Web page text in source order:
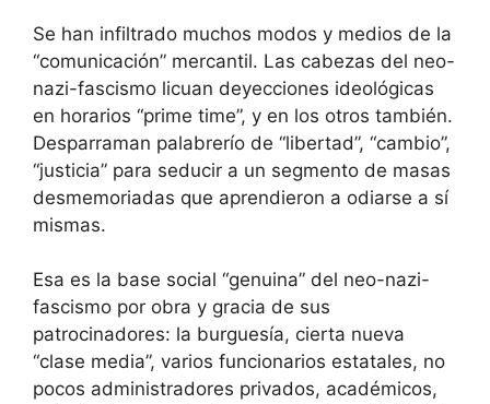
Se han infiltrado muchos modos y medios de la
“comunicación” mercantil. Las cabezas del neo-
nazi-fascismo licuan deyecciones ideológicas
en horarios “prime time”, y en los otros también.
Desparraman palabrerío de “libertad”, “cambio”,
“justicia” para seducir a un segmento de masas
desmemoriadas que aprendieron a odiarse a sí
mismas.
Esa es la base social “genuina” del neo-nazi-
fascismo por obra y gracia de sus
patrocinadores: la burguesía, cierta nueva
“clase media”, varios funcionarios estatales, no
pocos administradores privados, académicos,